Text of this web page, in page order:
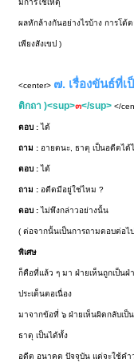
มีการใช้เหตุ
ผลหักล้างกันอย่างไรบ้าง การโ
เพียงสังเขป )
<center> ๗. เรื่องขันธ์ที่
ติกถา )<sup>๓</sup></
ตอบ :ได้
ถาม : อายตนะ, ธาตุ เป็นอดีตได้
ตอบ :ได้
ถาม : อดีตมีอยู่ใช่ไหม ?
ตอบ :ไม่พึงกล่าวอย่างนั้น
( ต่อจากนั้นเป็นการถามตอบต่อ
พิเศษ
ก็คือที่แล้ว ๆ มา ฝ่ายเห็นถูกเป็น
ประเด็นตอเนื่อง
มาจากข้อที่ ๖ ฝ่ายเห็นผิดกลับเป็
ธาตุ เป็นได้ทั้ง
อดีต อนาคต ปัจจุบัน แต่จะใช้ค